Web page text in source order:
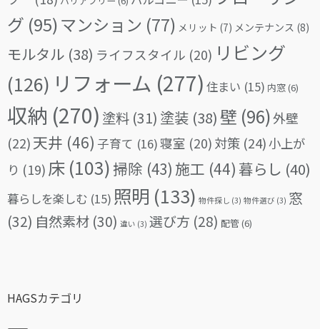
グ (95)マンション (77) メリット (7) メンテナンス (8)
モルタル (38) ライフスタイル (20) リビング
(126) リフォーム (277) 住まい (15) 内窓(6)
収納 (270) 塗料 (31) 塗装 (38) 壁 (96)外壁
(22)天井 (46) 子育て (16)寝室 (20) 対策 (24)小上が
り (19) 床 (103)掃除 (43) 施工 (44) 暮らし (40)
暮らしを楽しむ (15) 照明 (133) 物件探し (3) 物件選び (3) 窓
(32) 自然素材 (30) 違い (3) 選び方 (28) 配管(6)
HAGSカテゴリ